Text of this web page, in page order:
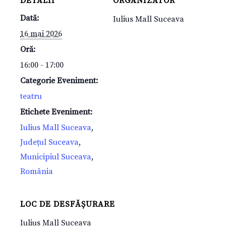
Dată:
16 mai 2026
Oră:
16:00 - 17:00
Categorie Eveniment:
teatru
Etichete Eveniment:
Iulius Mall Suceava,
Județul Suceava,
Municipiul Suceava,
România
Iulius Mall Suceava
LOC DE DESFĂȘURARE
Iulius Mall Suceava